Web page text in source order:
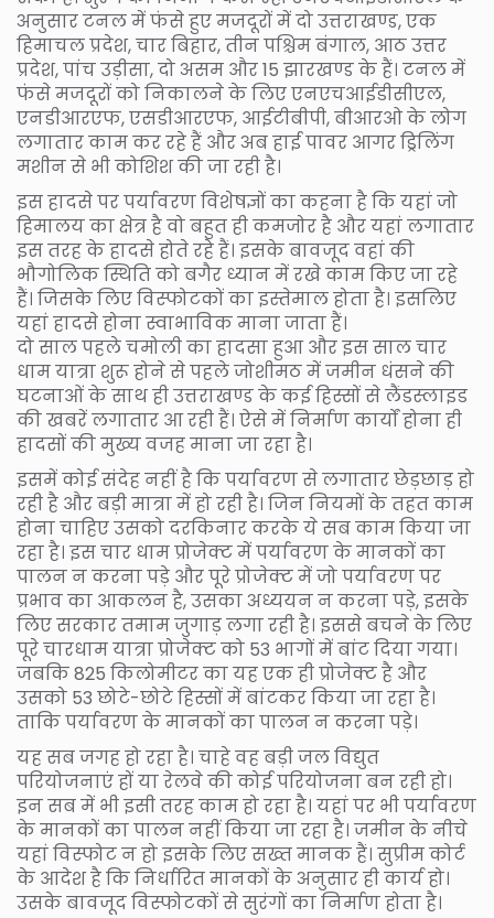
अनुसार टनल में फंसे हुए मजदूरों में दो उत्तराखण्ड, एक
हिमाचल प्रदेश, चार बिहार, तीन पश्चिम बंगाल, आठ उत्तर
प्रदेश, पांच उड़ीसा, दो असम और 15 झारखण्ड के हैं। टनल में
फंसे मजदूरों को निकालने के लिए एनएचआईडीसीएल,
एनडीआरएफ, एसडीआरएफ, आईटीबीपी, बीआरओ के लोग
लगातार काम कर रहे हैं और अब हाई पावर आगर ड्रिलिंग
मशीन से भी कोशिश की जा रही है।
इस हादसे पर पर्यावरण विशेषज्ञों का कहना है कि यहां जो
हिमालय का क्षेत्र है वो बहुत ही कमजोर है और यहां लगातार
इस तरह के हादसे होते रहे हैं। इसके बावजूद वहां की
भौगोलिक स्थिति को बगैर ध्यान में रखे काम किए जा रहे
हैं। जिसके लिए विस्फोटकों का इस्तेमाल होता है। इसलिए
यहां हादसे होना स्वाभाविक माना जाता हैं।
दो साल पहले चमोली का हादसा हुआ और इस साल चार
धाम यात्रा शुरू होने से पहले जोशीमठ में जमीन धंसने की
घटनाओं के साथ ही उत्तराखण्ड के कई हिस्सों से लैंडस्लाइड
की खबरें लगातार आ रही हैं। ऐसे में निर्माण कार्यों होना ही
हादसों की मुख्य वजह माना जा रहा है।
इसमें कोई संदेह नहीं है कि पर्यावरण से लगातार छेड़छाड़ हो
रही है और बड़ी मात्रा में हो रही है। जिन नियमों के तहत काम
होना चाहिए उसको दरकिनार करके ये सब काम किया जा
रहा है। इस चार धाम प्रोजेक्ट में पर्यावरण के मानकों का
पालन न करना पड़े और पूरे प्रोजेक्ट में जो पर्यावरण पर
प्रभाव का आकलन है, उसका अध्ययन न करना पड़े, इसके
लिए सरकार तमाम जुगाड़ लगा रही है। इससे बचने के लिए
पूरे चारधाम यात्रा प्रोजेक्ट को 53 भागों में बांट दिया गया।
जबकि 825 किलोमीटर का यह एक ही प्रोजेक्ट है और
उसको 53 छोटे-छोटे हिस्सों में बांटकर किया जा रहा है।
ताकि पर्यावरण के मानकों का पालन न करना पड़े।
यह सब जगह हो रहा है। चाहे वह बड़ी जल विद्युत
परियोजनाएं हों या रेलवे की कोई परियोजना बन रही हो।
इन सब में भी इसी तरह काम हो रहा है। यहां पर भी पर्यावरण
के मानकों का पालन नहीं किया जा रहा है। जमीन के नीचे
यहां विस्फोट न हो इसके लिए सख्त मानक हैं। सुप्रीम कोर्ट
के आदेश है कि निर्धारित मानकों के अनुसार ही कार्य हो।
उसके बावजूद विस्फोटकों से सुरंगों का निर्माण होता है।